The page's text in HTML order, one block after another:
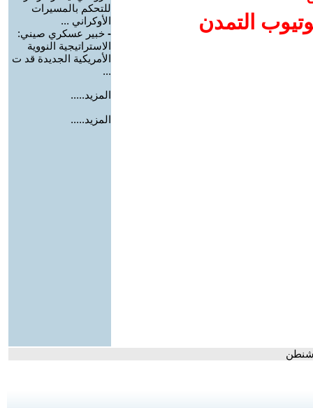
التمدن
للتحكم بالمسيرات
الأوكراني ...
- خبير عسكري صيني:
الاستراتيجية النووية
الأمريكية الجديدة قد ت
...
المزيد.....
المزيد.....